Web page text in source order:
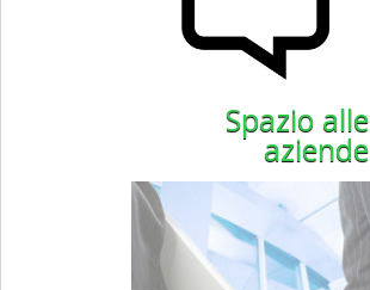
Spazio alle
aziende